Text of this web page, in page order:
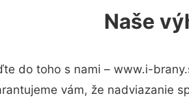
Naše
do toho s nami – www.i-
vám, že nadviazanie